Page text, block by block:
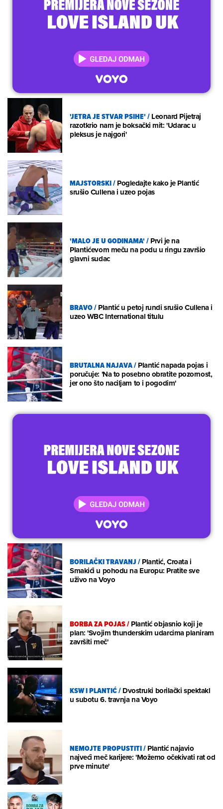
'JETRA JE STVAR PSIHE'/Leonard Pijetraj
razotkrio nam je boksački mit: 'Udarac u
pleksus je najgori'
MAJSTORSKI/Pogledajte kako je Plantić
srušio Cullena i uzeo pojas
'MALO JE U GODINAMA'/Prvi je na
Plantićevom meču na podu u ringu završio
glavni sudac
BRAVO/Plantić u petoj rundi srušio Cullena i
uzeo WBC International titulu
BRUTALNA NAJAVA/Plantić napada pojas i
poručuje: 'Na to posebno obratite pozornost,
jer ono što naciljam to i pogodim'
BORILAČKI TRAVANJ/Plantić, Croata i
Smakići u pohodu na Europu: Pratite sve
uživo na Voyo
BORBA ZA POJAS/Plantić objasnio koji je
plan: 'Svojim thunderskim udarcima planiram
završiti meč'
KSW I PLANTIĆ/Dvostruki borilački spektakl
u subotu 6. travnja na Voyo
NEMOJTE PROPUSTITI/Plantić najavio
najveći meč karijere: 'Možemo očekivati rat od
prve minute'